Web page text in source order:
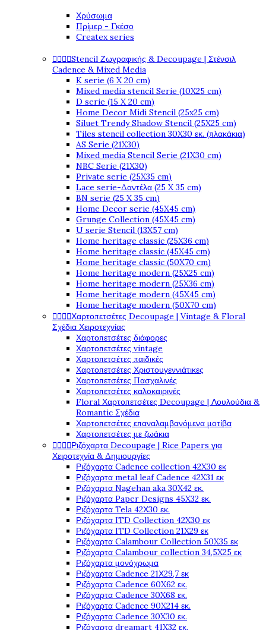
Χρύσωμα
Πρίμερ - Γκέσο
Createx series
Stencil Ζωγραφικής & Decoupage | Στένσιλ
Cadence & Mixed Media
K serie (6 X 20 cm)
Mixed media stencil Serie (10X25 cm)
D serie (15 X 20 cm)
Home Decor Midi Stencil (25x25 cm)
Siluet Trendy Shadow Stencil (25X25 cm)
Tiles stencil collection 30X30 εκ. (πλακάκια)
AS Serie (21X30)
Mixed media Stencil Serie (21X30 cm)
NBC Serie (21X30)
Private serie (25X35 cm)
Lace serie-Δαντέλα (25 X 35 cm)
BN serie (25 X 35 cm)
Home Decor serie (45X45 cm)
Grunge Collection (45X45 cm)
U serie Stencil (13X57 cm)
Home heritage classic (25X36 cm)
Home heritage classic (45X45 cm)
Home heritage classic (50X70 cm)
Home heritage modern (25X25 cm)
Home heritage modern (25X36 cm)
Home heritage modern (45X45 cm)
Home heritage modern (50X70 cm)
Χαρτοπετσέτες Decoupage | Vintage & Floral
Σχέδια Χειροτεχνίας
Χαρτοπετσέτες διάφορες
Χαρτοπετσέτες vintage
Χαρτοπετσέτες παιδικές
Χαρτοπετσέτες Χριστουγεννιάτικες
Χαρτοπετσέτες Πασχαλινές
Χαρτοπετσέτες καλοκαιρινές
Floral Χαρτοπετσέτες Decoupage | Λουλούδια &
Romantic Σχέδια
Χαρτοπετσέτες επαναλαμβανόμενα μοτίβα
Χαρτοπετσέτες με ζωάκια
Ριζόχαρτα Decoupage | Rice Papers για
Χειροτεχνία & Δημιουργίες
Ριζόχαρτα Cadence collection 42X30 εκ
Ριζόχαρτα metal leaf Cadence 42X31 εκ
Ριζόχαρτα Nagehan aka 30X42 εκ.
Ριζόχαρτα Paper Designs 45X32 εκ.
Ριζόχαρτα Tela 42Χ30 εκ.
Ριζόχαρτα ITD Collection 42X30 εκ
Ριζόχαρτα ITD Collection 21X29 εκ
Ριζόχαρτα Calambour Collection 50X35 εκ
Ριζόχαρτα Calambour collection 34,5X25 εκ
Ριζόχαρτα μονόχρωμα
Ριζόχαρτα Cadence 21Χ29,7 εκ
Ριζόχαρτα Cadence 60X62 εκ.
Ριζόχαρτα Cadence 30X68 εκ.
Ριζόχαρτα Cadence 90X214 εκ.
Ριζόχαρτα Cadence 30X30 εκ.
Ριζόχαρτα dreamart 41X32 εκ.